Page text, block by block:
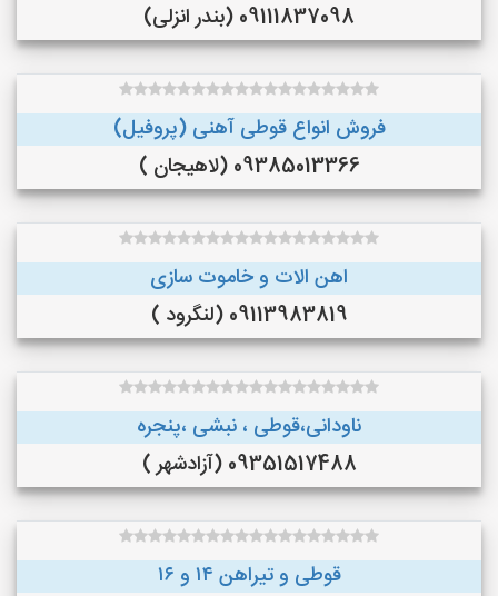
09111837098 (بندر انزلی)
فروش انواع قوطی آهنی (پروفیل)
09385013366 (لاهیجان )
اهن الات و خاموت سازی
09113983819 (لنگرود )
ناودانی،قوطی ، نبشی ،پنجره
09351517488 (آزادشهر )
قوطی و تیراهن ۱۴ و ۱۶